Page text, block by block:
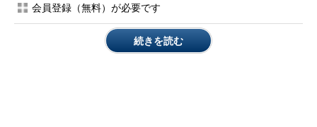
会員登録（無料）が必要です
続きを読む